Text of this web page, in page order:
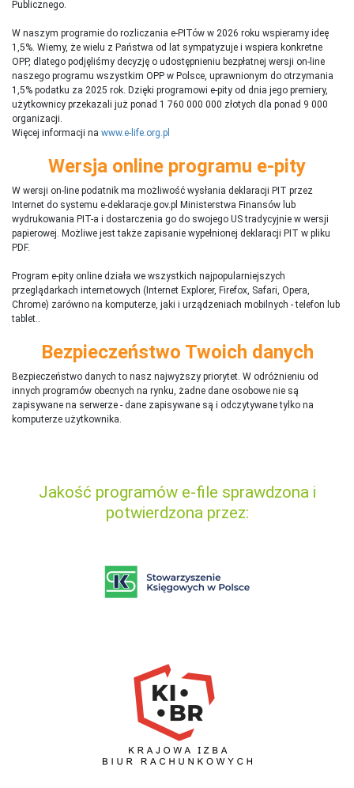
Publicznego.
W naszym programie do rozliczania e-PITów w 2026 roku wspieramy ideę
1,5%. Wiemy, że wielu z Państwa od lat sympatyzuje i wspiera konkretne
OPP, dlatego podjęliśmy decyzję o udostępnieniu bezpłatnej wersji on-line
naszego programu wszystkim OPP w Polsce, uprawnionym do otrzymania
1,5% podatku za 2025 rok. Dzięki programowi e-pity od dnia jego premiery,
użytkownicy przekazali już ponad 1 760 000 000 złotych dla ponad 9 000
organizacji.
Więcej informacji na www.e-life.org.pl
Wersja online programu e-pity
W wersji on-line podatnik ma możliwość wysłania deklaracji PIT przez
Internet do systemu e-deklaracje.gov.pl Ministerstwa Finansów lub
wydrukowania PIT-a i dostarczenia go do swojego US tradycyjnie w wersji
papierowej. Możliwe jest także zapisanie wypełnionej deklaracji PIT w pliku
PDF.
Program e-pity online działa we wszystkich najpopularniejszych
przeglądarkach internetowych (Internet Explorer, Firefox, Safari, Opera,
Chrome) zarówno na komputerze, jaki i urządzeniach mobilnych - telefon lub
tablet..
Bezpieczeństwo Twoich danych
Bezpieczeństwo danych to nasz najwyższy priorytet. W odróżnieniu od
innych programów obecnych na rynku, żadne dane osobowe nie są
zapisywane na serwerze - dane zapisywane są i odczytywane tylko na
komputerze użytkownika.
Jakość programów e-file sprawdzona i
potwierdzona przez: